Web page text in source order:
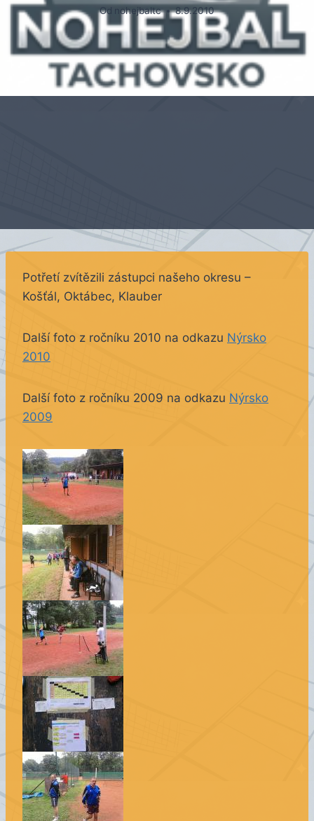
Od nohejbaltc 8.9.2010
Potřetí zvítězili zástupci našeho okresu –
Košťál, Oktábec, Klauber
Další foto z ročníku 2010 na odkazu Nýrsko
2010
Další foto z ročníku 2009 na odkazu Nýrsko
2009